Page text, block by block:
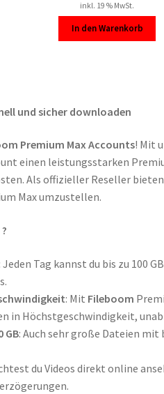
inkl. 19 % MwSt.
In den Warenkorb
und sicher downloaden
Premium Max Accounts! Mit
einen leistungsstarken
Als offizieller Reseller
Max umzustellen.
: Jeden Tag kannst du bis zu 100
: Mit Fileboom
in Höchstgeschwindigkeit,
GB: Auch sehr große Dateien mit
du Videos direkt online